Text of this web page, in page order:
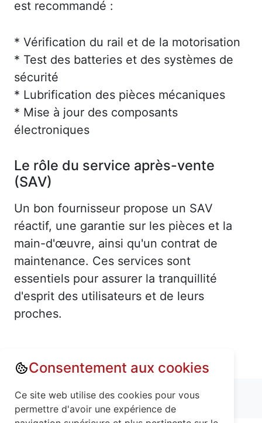
est recommandé :
* Vérification du rail et de la motorisation
* Test des batteries et des systèmes de
sécurité
* Lubrification des pièces mécaniques
* Mise à jour des composants
électroniques
Le rôle du service après-vente
(SAV)
Un bon fournisseur propose un SAV
réactif, une garantie sur les pièces et la
main-d'œuvre, ainsi qu'un contrat de
maintenance. Ces services sont
essentiels pour assurer la tranquillité
d'esprit des utilisateurs et de leurs
proches.
Annuaire : Monte escalier
Meurthe-et-Moselle (54)
Gye (54113)
Consentement aux cookies
Ce site web utilise des cookies pour vous
permettre d'avoir une expérience de